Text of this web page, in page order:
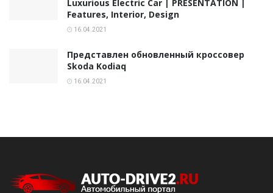
Luxurious Electric Car | PRESENTATION |
Features, Interior, Design
16.04.2021
Представлен обновленный кроссовер
Skoda Kodiaq
16.04.2021